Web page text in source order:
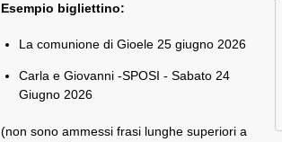
Esempio bigliettino:
La comunione di Gioele 25 giugno 2026
Carla e Giovanni -SPOSI - Sabato 24
Giugno 2026
(non sono ammessi frasi lunghe superiori a